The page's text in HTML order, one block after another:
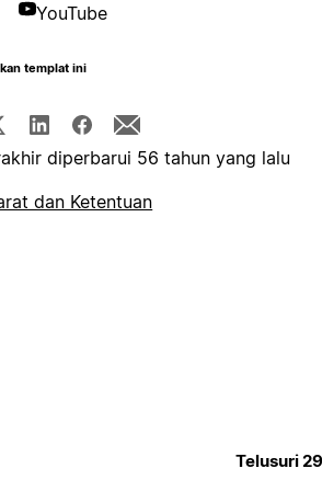
YouTube
templat ini
diperbarui 56 tahun yang lalu
dan Ketentuan
Telusuri